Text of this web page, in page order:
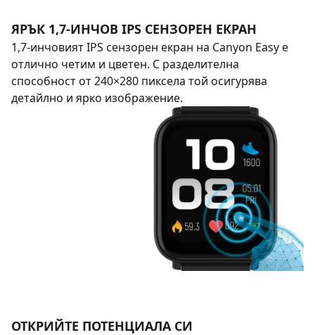
ЯРЪК 1,7-ИНЧОВ IPS СЕНЗОРЕН ЕКРАН
1,7-инчовият IPS сензорен екран на Canyon Easy е
отлично четим и цветен. С разделителна
способност от 240×280 пиксела той осигурява
детайлно и ярко изображение.
ОТКРИЙТЕ ПОТЕНЦИАЛА СИ